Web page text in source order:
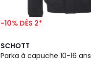
-10% DÈS 2*
SCHOTT
Parka à capuche 10-16 ans
5
/
2
Couleurs